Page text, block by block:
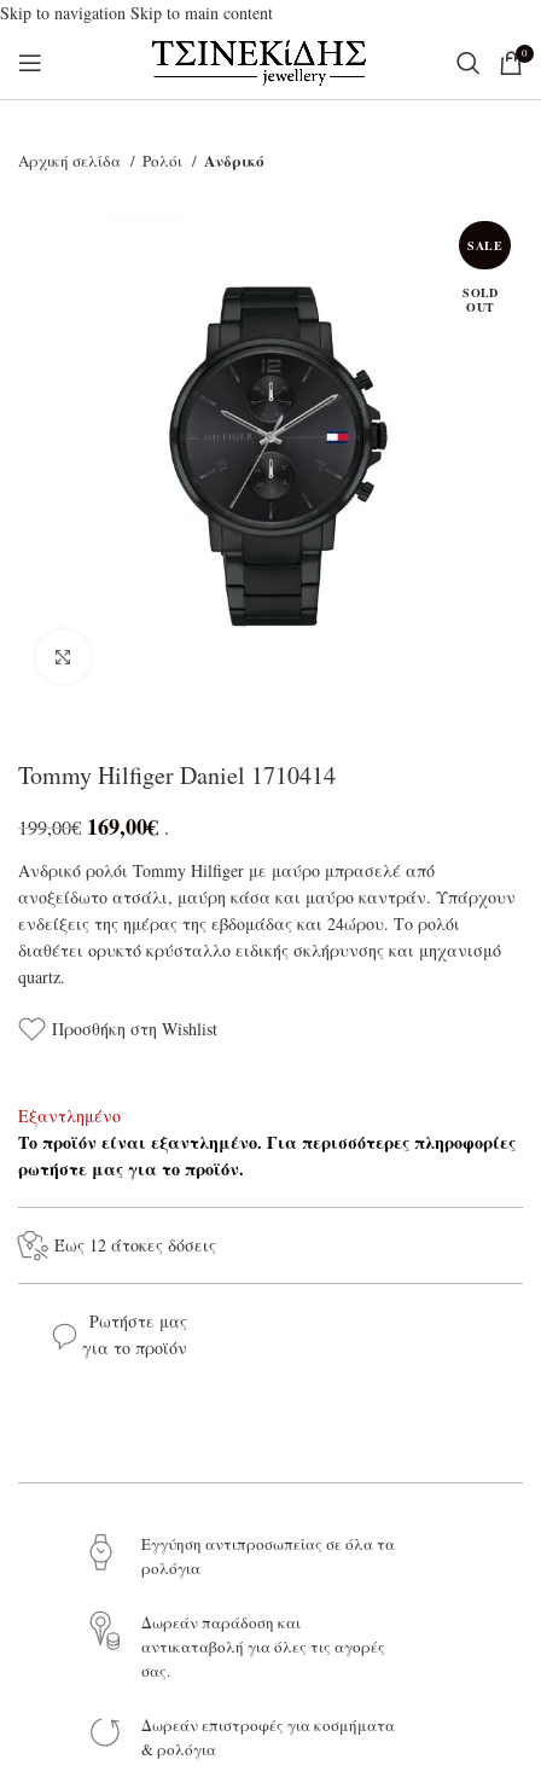
Skip to navigation Skip to main content
0
Αρχική σελίδα Ρολόι Ανδρικό
SALE
SOLD
OUT
Tommy Hilfiger Daniel 1710414
199,00€ 169,00€ .
Ανδρικό ρολόι Tommy Hilfiger με μαύρο μπρασελέ από
ανοξείδωτο ατσάλι, μαύρη κάσα και μαύρο καντράν. Υπάρχουν
ενδείξεις της ημέρας της εβδομάδας και 24ώρου. Το ρολόι
διαθέτει ορυκτό κρύσταλλο ειδικής σκλήρυνσης και μηχανισμό
quartz.
Προσθήκη στη Wishlist
Εξαντλημένο
Το προϊόν είναι εξαντλημένο. Για περισσότερες πληροφορίες
ρωτήστε μας για το προϊόν.
Έως 12 άτοκες δόσεις
Ρωτήστε μας
για το προϊόν
Το μήνυμά σας
Eγγύηση αντιπροσωπείας σε όλα τα
ρολόγια
Δωρεάν παράδοση και
αντικαταβολή για όλες τις αγορές
σας.
Δωρεάν επιστροφές για κοσμήματα
& ρολόγια